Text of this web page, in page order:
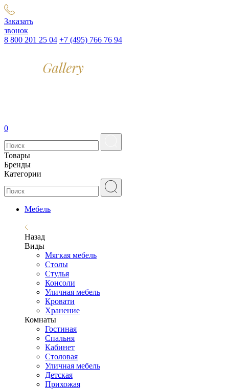
Заказать
звонок
8 800 201 25 04 +7 (495) 766 76 94
0
Товары
Бренды
Категории
Мебель
Назад
Виды
Мягкая мебель
Столы
Стулья
Консоли
Уличная мебель
Кровати
Хранение
Комнаты
Гостиная
Спальня
Кабинет
Столовая
Уличная мебель
Детская
Прихожая